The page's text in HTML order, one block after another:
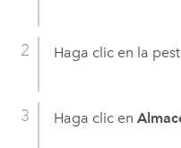
Haga clic en la
Haga clic en